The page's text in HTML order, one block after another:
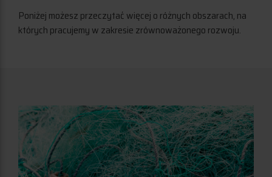
Poniżej możesz przeczytać więcej o różnych obszarach, na
których pracujemy w zakresie zrównoważonego rozwoju.